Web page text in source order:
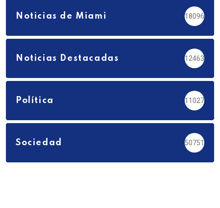
Noticias de Miami 18096
Noticias Destacadas 12463
Política 11027
Sociedad 50751